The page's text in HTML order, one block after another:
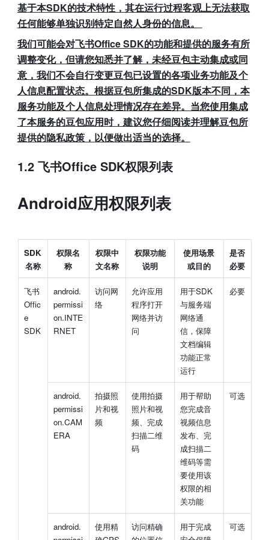
基于本SDK的技术特性，其在运行过程客观上无法获取
任何能够单独识别特定自然人身份的信息。
我们可能会对飞书Office SDK的功能和提供的服务有所
调整变化，但请您知悉并了解，未经豆包主动集成或同
意，我们不会自行变更豆包已设置的各项业务功能及个
人信息配置状态。根据豆包所集成的SDK版本不同，本
服务功能及个人信息处理情况存在差异。当您使用集成
了本服务的豆包应用时，建议您仔细阅读并理解豆包所
提供的隐私政策，以便做出适当的选择。
1.2 飞书Office SDK权限列表
Android应用权限列表
SDK
名称
权限名
称
权限中
文名称
权限功能
说明
使用场景
或目的
是否
必要
飞书
Offic
e
SDK
android.
permissi
on.INTE
RNET
访问网
络
允许应用
程序打开
网络并访
问
用于SDK
与服务端
网络通
信，保障
文档编辑
功能正常
运行
必要
android.
permissi
on.CAM
ERA
拍摄照
片和视
频
使用拍摄
照片和视
频、完成
扫描二维
码
用于帮助
您完成音
视频信息
发布、完
成扫描二
维码等需
要使用该
权限的相
关功能
可选
android.
使用精
访问精确
用于完成
可选